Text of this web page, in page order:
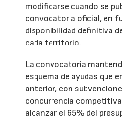
modificarse cuando se
convocatoria oficial, en
disponibilidad definitiva
cada territorio.
La convocatoria
esquema de ayudas que
anterior, con
concurrencia competitiva
alcanzar el 65% del